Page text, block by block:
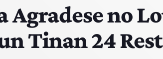
Agradese no
Tinan 24